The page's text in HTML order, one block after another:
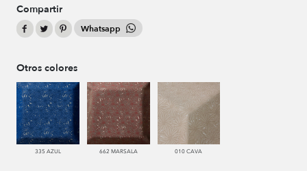
Compartir
Whatsapp
Otros colores
335 AZUL 662 MARSALA 010 CAVA